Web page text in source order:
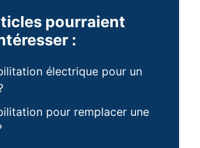
pourraient
:
électrique pour un
pour remplacer une